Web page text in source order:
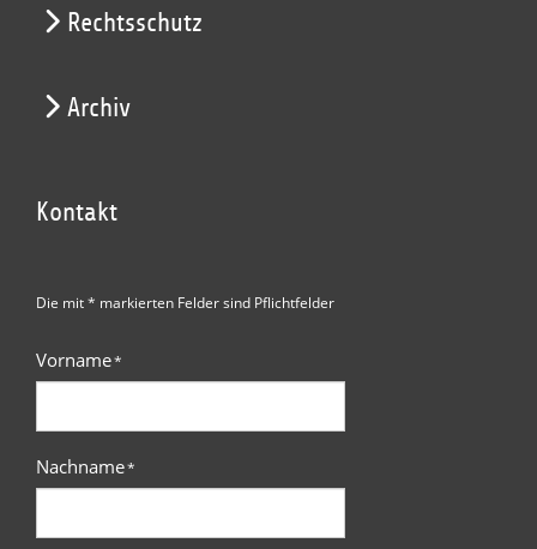
Rechtsschutz
Archiv
Kontakt
Die mit * markierten Felder sind Pflichtfelder
Vorname*
Nachname*